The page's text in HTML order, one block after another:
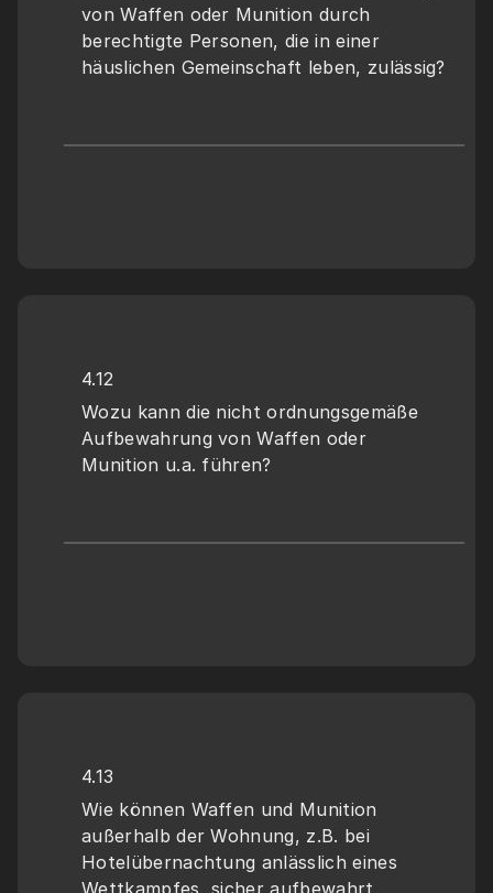
von Waffen oder Munition durch
berechtigte Personen, die in einer
häuslichen Gemeinschaft leben, zulässig?
4.12
Wozu kann die nicht ordnungsgemäße
Aufbewahrung von Waffen oder
Munition u.a. führen?
4.13
Wie können Waffen und Munition
außerhalb der Wohnung, z.B. bei
Hotelübernachtung anlässlich eines
Wettkampfes, sicher aufbewahrt